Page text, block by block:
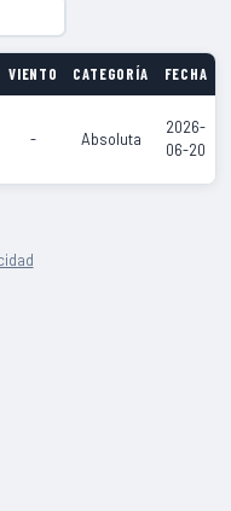
VIENTO CATEGORÍA FECHA
- Absoluta
2026-
06-20